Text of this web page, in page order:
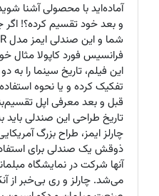
آماده‌اید با محصولی آشنا
و بعد خود تقسیم کرده؟!
فرانسیس فورد کاپولا مثال
این فیلم، تاریخ سینما را
تفکیک کرده و یا نحوه
قبل و بعد معرفی اپل
چارلز ایمز، طراح بزرگ
ذوقش یک صندلی برای
آنها شرکت در نمایشگاه
می‌شد. چارلز و ری بی‌خبر از